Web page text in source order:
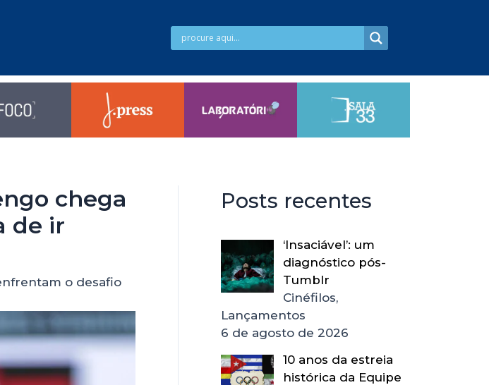
chega
de ir
o desafio
Posts recentes
‘Insaciável’: um
diagnóstico pós-
Tumblr
Cinéfilos,
Lançamentos
6 de agosto de 2026
10 anos da estreia
histórica da Equipe